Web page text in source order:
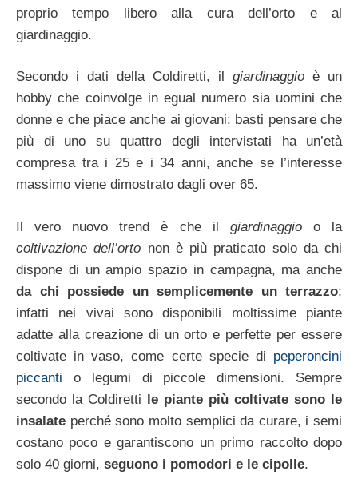
proprio tempo libero alla cura dell’orto e al
giardinaggio.
Secondo i dati della Coldiretti, il giardinaggio è un
hobby che coinvolge in egual numero sia uomini che
donne e che piace anche ai giovani: basti pensare che
più di uno su quattro degli intervistati ha un’età
compresa tra i 25 e i 34 anni, anche se l’interesse
massimo viene dimostrato dagli over 65.
Il vero nuovo trend è che il giardinaggioo la
coltivazione dell’orto non è più praticato solo da chi
dispone di un ampio spazio in campagna, ma anche
da chi possiede un semplicemente un terrazzo;
infatti nei vivai sono disponibili moltissime piante
adatte alla creazione di un orto e perfette per essere
coltivate in vaso, come certe specie di peperoncini
piccanti o legumi di piccole dimensioni. Sempre
secondo la Coldiretti le piante più coltivate sono le
insalate perché sono molto semplici da curare, i semi
costano poco e garantiscono un primo raccolto dopo
solo 40 giorni, seguono i pomodori e le cipolle.